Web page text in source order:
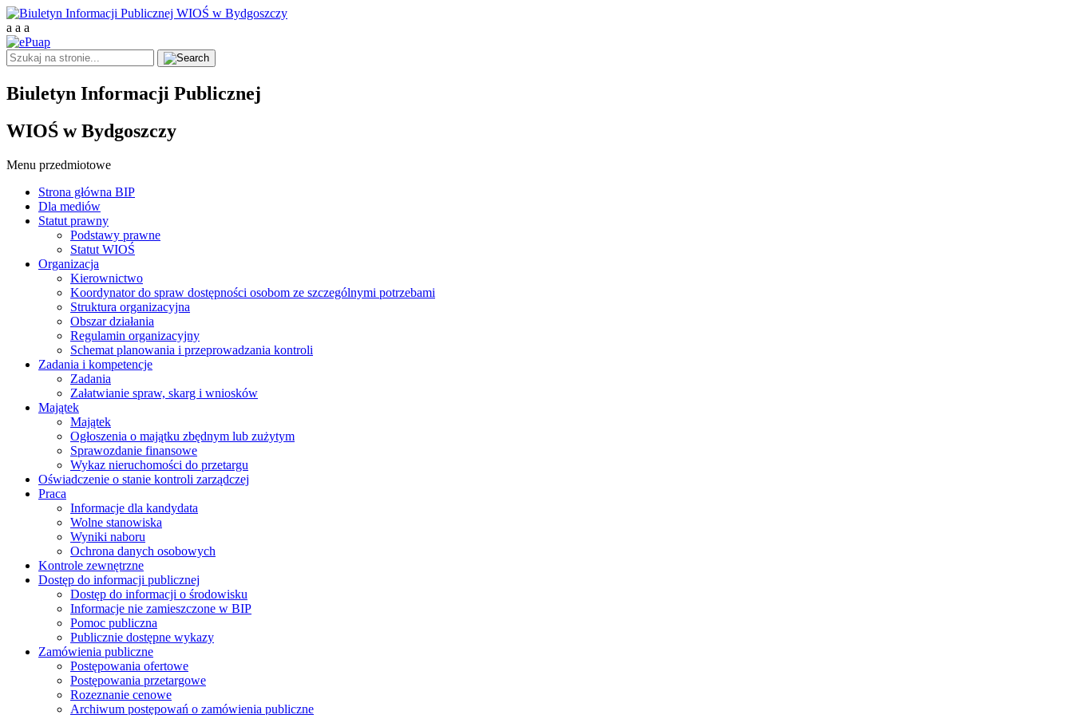
a a a
Biuletyn Informacji Publicznej
WIOŚ w Bydgoszczy
Menu przedmiotowe
Strona główna BIP
Dla mediów
Statut prawny
Podstawy prawne
Statut WIOŚ
Organizacja
Kierownictwo
Koordynator do spraw dostępności osobom ze szczególnymi potrzebami
Struktura organizacyjna
Obszar działania
Regulamin organizacyjny
Schemat planowania i przeprowadzania kontroli
Zadania i kompetencje
Zadania
Załatwianie spraw, skarg i wniosków
Majątek
Majątek
Ogłoszenia o majątku zbędnym lub zużytym
Sprawozdanie finansowe
Wykaz nieruchomości do przetargu
Oświadczenie o stanie kontroli zarządczej
Praca
Informacje dla kandydata
Wolne stanowiska
Wyniki naboru
Ochrona danych osobowych
Kontrole zewnętrzne
Dostęp do informacji publicznej
Dostęp do informacji o środowisku
Informacje nie zamieszczone w BIP
Pomoc publiczna
Publicznie dostępne wykazy
Zamówienia publiczne
Postępowania ofertowe
Postępowania przetargowe
Rozeznanie cenowe
Archiwum postępowań o zamówienia publiczne